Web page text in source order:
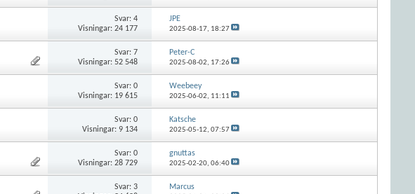
Svar:4
Visningar: 24 177
JPE
2025-08-17, 18:27
Svar:7
Visningar: 52 548
Peter-C
2025-08-02, 17:26
Svar:0
Visningar: 19 615
Weebeey
2025-06-02, 11:11
Svar:0
Visningar: 9 134
Katsche
2025-05-12, 07:57
Svar:0
Visningar: 28 729
gnuttas
2025-02-20, 06:40
Svar:3
Marcus